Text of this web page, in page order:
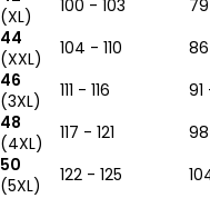
(XL)
100 - 103
44
(XXL)
104 - 110
46
(3XL)
111 - 116
48
(4XL)
117 - 121
50
(5XL)
122 - 125